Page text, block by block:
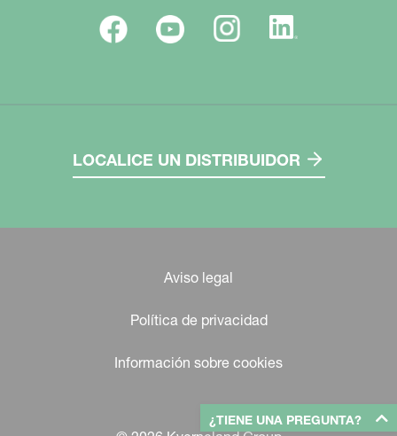
¿TIENE UNA PREGUNTA?
LOCALICE UN DISTRIBUIDOR
Aviso legal
Política de privacidad
Información sobre cookies